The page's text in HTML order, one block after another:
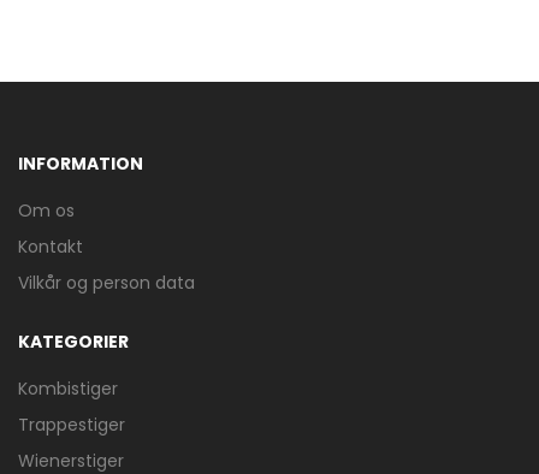
INFORMATION
Om os
Kontakt
Vilkår og person data
KATEGORIER
Kombistiger
Trappestiger
Wienerstiger